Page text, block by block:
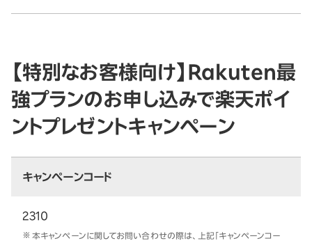
【特別なお客様向け】Rakuten最
強プランのお申し込みで楽天ポイ
ントプレゼントキャンペーン
キャンペーンコード
2310
本キャンペーンに関してお問い合わせの際は、上記「キャンペーンコー